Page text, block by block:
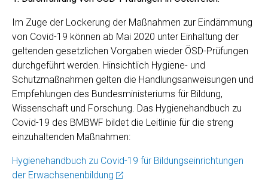
Im Zuge der Lockerung der Maßnahmen zur Eindämmung
von Covid-19 können ab Mai 2020 unter Einhaltung der
geltenden gesetzlichen Vorgaben wieder ÖSD-Prüfungen
durchgeführt werden. Hinsichtlich Hygiene- und
Schutzmaßnahmen gelten die Handlungsanweisungen und
Empfehlungen des Bundesministeriums für Bildung,
Wissenschaft und Forschung. Das Hygienehandbuch zu
Covid-19 des BMBWF bildet die Leitlinie für die streng
einzuhaltenden Maßnahmen:
Hygienehandbuch zu Covid-19 für Bildungseinrichtungen
der Erwachsenenbildung